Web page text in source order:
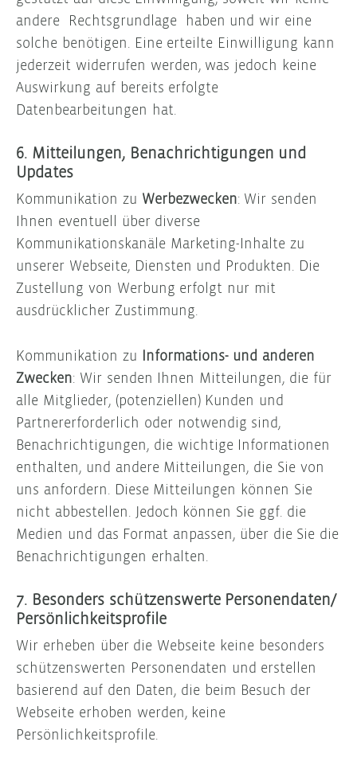
andere Rechtsgrundlage haben und wir eine
solche benötigen. Eine erteilte Einwilligung kann
jederzeit widerrufen werden, was jedoch keine
Auswirkung auf bereits erfolgte
Datenbearbeitungen hat.
6. Mitteilungen, Benachrichtigungen und
Updates
Kommunikation zu Werbezwecken: Wir senden
Ihnen eventuell über diverse
Kommunikationskanäle Marketing-Inhalte zu
unserer Webseite, Diensten und Produkten. Die
Zustellung von Werbung erfolgt nur mit
ausdrücklicher Zustimmung.
Kommunikation zu
Informations- und anderen
Zwecken: Wir senden Ihnen Mitteilungen, die für
alle Mitglieder, (potenziellen) Kunden und
Partnererforderlich oder notwendig sind,
Benachrichtigungen, die wichtige Informationen
enthalten, und andere Mitteilungen, die Sie von
uns anfordern. Diese Mitteilungen können Sie
nicht abbestellen. Jedoch können Sie ggf. die
Medien und das Format anpassen, über die Sie die
Benachrichtigungen erhalten.
7. Besonders schützenswerte Personendaten/
Persönlichkeitsprofile
Wir erheben über die Webseite keine besonders
schützenswerten Personendaten und erstellen
basierend auf den Daten, die beim Besuch der
Webseite erhoben werden, keine
Persönlichkeitsprofile.